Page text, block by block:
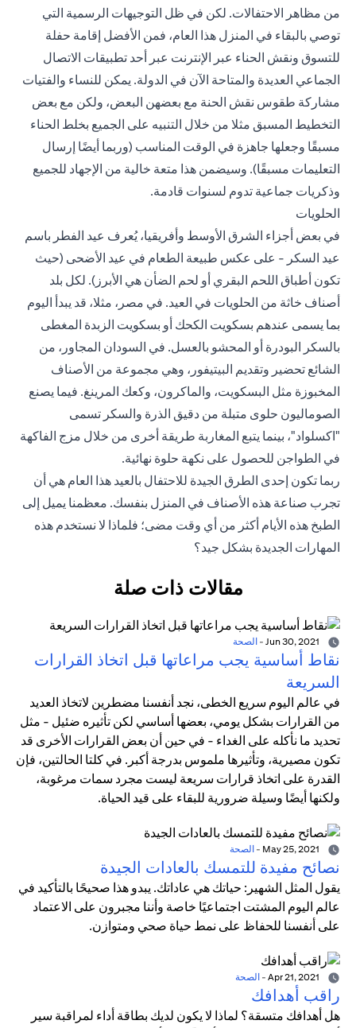
من مظاهر الاحتفالات. لكن في ظل التوجيهات الرسمية التي
توصي بالبقاء في المنزل هذا العام، فمن الأفضل إقامة حفلة
للتسوق ونقش الحناء عبر الإنترنت عبر أحد تطبيقات الاتصال
الجماعي العديدة والمتاحة الآن في الدولة. يمكن للنساء والفتيات
مشاركة طقوس نقش الحنة مع بعضهن البعض، ولكن مع بعض
التخطيط المسبق مثلا من خلال التنبيه على الجميع بخلط الحناء
مسبقًا وجعلها جاهزة في الوقت المناسب (وربما أيضًا إرسال
التعليمات مسبقًا). وسيضمن هذا متعة خالية من الإجهاد للجميع
وذكريات جماعية تدوم لسنوات قادمة.
الحلويات
في بعض أجزاء الشرق الأوسط وأفريقيا، يُعرف عيد الفطر باسم
عيد السكر - على عكس طبيعة الطعام في عيد الأضحى (حيث
تكون أطباق اللحم البقري أو لحم الضأن هي الأبرز). لكل بلد
أصناف خاثة من الحلويات في العيد. في مصر، مثلا، قد يبدأ اليوم
بما يسمى عندهم بسكويت الكحك أو بسكويت الزبدة المغطى
بالسكر البودرة أو المحشو بالعسل. في السودان المجاور، من
الشائع تحضير وتقديم البيتيفور، وهي مجموعة من الأصناف
المخبوزة مثل البسكويت، والماكرون، وكعك المرينغ. فيما يصنع
الصوماليون حلوى متبلة من دقيق الذرة والسكر تسمى
"اكسلواد"، بينما يتبع المغاربة طريقة أخرى من خلال مزج الفاكهة
في الطواجن للحصول على نكهة حلوة نهائية.
ربما تكون إحدى الطرق الجيدة للاحتفال بالعيد هذا العام هي أن
تجرب صناعة هذه الأصناف في المنزل بنفسك. معظمنا يميل إلى
الطبخ هذه الأيام أكثر من أي وقت مضى؛ فلماذا لا نستخدم هذه
المهارات الجديدة بشكل جيد؟
مقالات ذات صلة
- الصحة
نقاط أساسية يجب مراعاتها قبل اتخاذ القرارات
السريعة
في عالم اليوم سريع الخطى، نجد أنفسنا مضطرين لاتخاذ العديد
من القرارات بشكل يومي، بعضها أساسي لكن تأثيره ضئيل - مثل
تحديد ما نأكله على الغداء - في حين أن بعض القرارات الأخرى قد
تكون مصيرية، وتأثيرها ملموس بدرجة أكبر. في كلتا الحالتين، فإن
القدرة على اتخاذ قرارات سريعة ليست مجرد سمات مرغوبة،
ولكنها أيضًا وسيلة ضرورية للبقاء على قيد الحياة.
- الصحة
نصائح مفيدة للتمسك بالعادات الجيدة
يقول المثل الشهير: حياتك هي عاداتك. يبدو هذا صحيحًا بالتأكيد في
عالم اليوم المشتت اجتماعيًا خاصة وأننا مجبرون على الاعتماد
على أنفسنا للحفاظ على نمط حياة صحي ومتوازن.
- الصحة
راقب أهدافك
هل أهدافك متسقة؟ لماذا لا يكون لديك بطاقة أداء لمراقبة سير